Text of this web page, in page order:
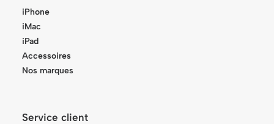
iPhone
iMac
iPad
Accessoires
Nos marques
Service client